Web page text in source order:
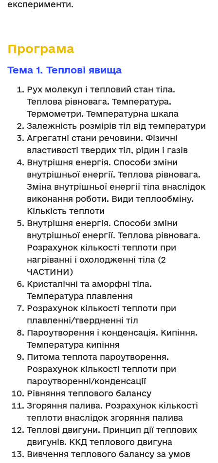
експерименти.
Програма
Тема 1. Теплові явища
Рух молекул і тепловий стан тіла.
Теплова рівновага. Температура.
Термометри. Температурна шкала
Залежність розмірів тіл від температури
Агрегатні стани речовини. Фізичні
властивості твердих тіл, рідин і газів
Внутрішня енергія. Способи зміни
внутрішньої енергії. Теплова рівновага.
Зміна внутрішньої енергії тіла внаслідок
виконання роботи. Види теплообміну.
Кількість теплоти
Внутрішня енергія. Способи зміни
внутрішньої енергії. Теплова рівновага.
Розрахунок кількості теплоти при
нагріванні і охолодженні тіла (2
ЧАСТИНИ)
Кристалічні та аморфні тіла.
Температура плавлення
Розрахунок кількості теплоти при
плавленні/твердненні тіл
Пароутворення і конденсація. Кипіння.
Температура кипіння
Питома теплота пароутворення.
Розрахунок кількості теплоти при
пароутворенні/конденсації
Рівняння теплового балансу
Згоряння палива. Розрахунок кількості
теплоти внаслідок згоряння палива
Теплові двигуни. Принцип дії теплових
двигунів. ККД теплового двигуна
Вивчення теплового балансу за умов